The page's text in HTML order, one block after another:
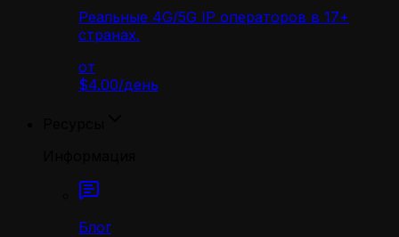
Реальные 4G/5G IP операторов в 17+
странах.
от
$4.00/день
Блог